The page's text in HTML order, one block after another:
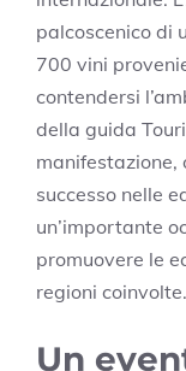
palcoscenico di
700 vini
contendersi
della guida
manifestazione,
successo nelle
un’importante
promuovere le
regioni coinvolte.
Un